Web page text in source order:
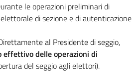
le operazioni preliminari di
di sezione e di autenticazione
al Presidente di seggio,
effettivo delle operazioni di
del seggio agli elettori).